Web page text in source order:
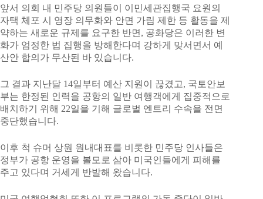
앞서 의회 내 민주당 의원들이 이민세관집행국 요원의
자택 체포 시 영장 의무화와 안면 가림 제한 등 활동을 제
약하는 새로운 규제를 요구한 반면, 공화당은 이러한 변
화가 엄정한 법 집행을 방해한다며 강하게 맞서면서 예
산안 합의가 무산된 바 있습니다.
그 결과 지난달 14일부터 예산 지원이 끊겼고, 국토안보
부는 한정된 인력을 공항의 일반 여행객에게 집중적으로
배치하기 위해 22일을 기해 글로벌 엔트리 수속을 전면
중단했습니다.
이후 척 슈머 상원 원내대표를 비롯한 민주당 인사들은
정부가 공항 운영을 볼모로 삼아 미국인들에게 피해를
주고 있다며 거세게 반발해 왔습니다.